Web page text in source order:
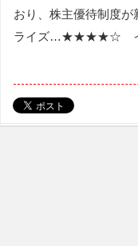
おり、株主優待制度
ライズ…★★★★☆